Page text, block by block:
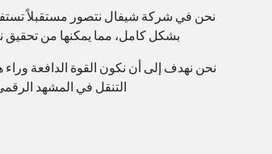
نحن في شركة شيفال نتصور مستقبلاً
بشكل كامل، مما يمكنها من تحقيق
نحن نهدف إلى أن نكون القوة الدافعة
التنقل في المشهد